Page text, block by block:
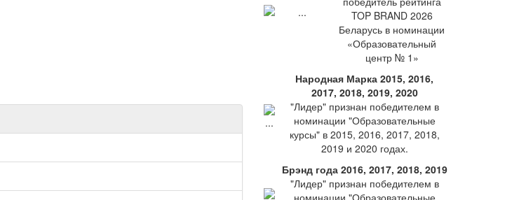
TOP BRAND 2026
Беларусь в номинации
«Образовательный
центр № 1»
Народная Марка 2015, 2016,
2017, 2018, 2019, 2020
"Лидер" признан победителем в
номинации "Образовательные
курсы" в 2015, 2016, 2017, 2018,
2019 и 2020 годах.
Брэнд года 2016, 2017, 2018, 2019
"Лидер" признан победителем в
номинации "Образовательные